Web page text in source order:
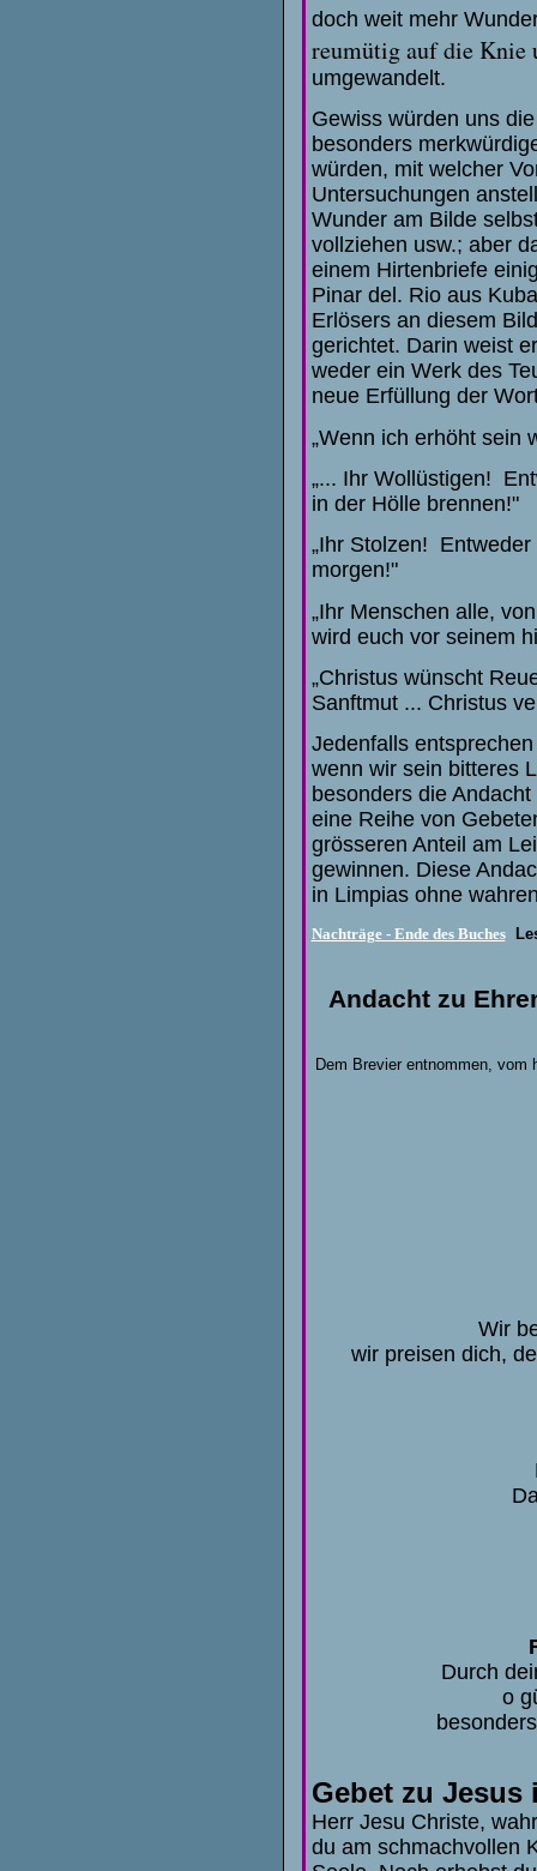
doch weit mehr
reumütig auf die Knie
umgewandelt.
Gewiss würden uns
besonders
würden, mit welcher
Untersuchungen
Wunder am Bilde
vollziehen usw.; aber
einem Hirtenbriefe
Pinar del. Rio aus
Erlösers an diesem
gerichtet. Darin weist
weder ein Werk des
neue Erfüllung der
„Wenn ich erhöht sein
„... Ihr Wollüstigen!
in der Hölle brennen!"
„Ihr Stolzen!
morgen!"
„Ihr Menschen alle,
wird euch vor seinem
„Christus wünscht
Sanftmut ... Christus
Jedenfalls
wenn wir sein bitteres
besonders die
eine Reihe von
grösseren Anteil am
gewinnen. Diese
in Limpias ohne
Nachträge - Ende des Buches
Andacht zu
Dem Brevier entnommen,
Wir
wir preisen dich,
Durch
o
Gebet zu Jesus
Herr Jesu Christe,
du am schmachvollen